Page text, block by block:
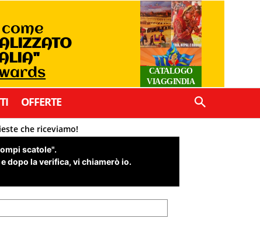
CATALOGO
VIAGGINDIA
OFFERTE
che riceviamo!
scatole".
dopo la verifica, vi chiamerò io.